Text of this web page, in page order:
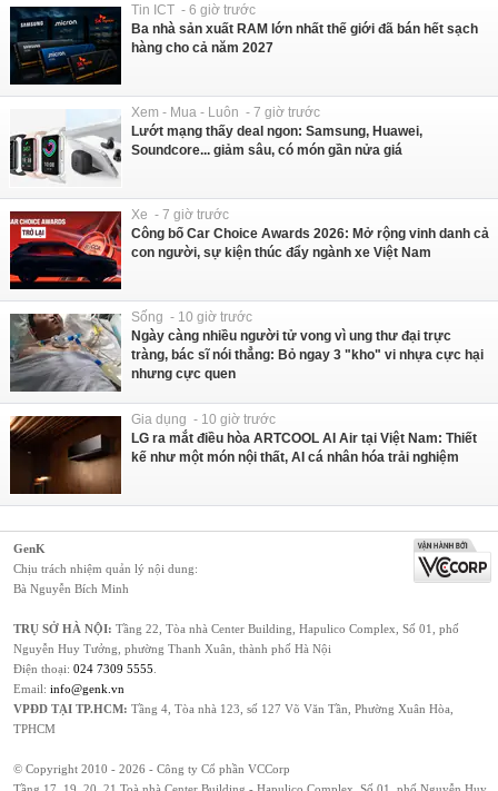
Tin ICT - 6 giờ trước
Ba nhà sản xuất RAM lớn nhất thế giới đã bán hết sạch
hàng cho cả năm 2027
Xem - Mua - Luôn - 7 giờ trước
Lướt mạng thấy deal ngon: Samsung, Huawei,
Soundcore... giảm sâu, có món gần nửa giá
Xe - 7 giờ trước
Công bố Car Choice Awards 2026: Mở rộng vinh danh cả
con người, sự kiện thúc đẩy ngành xe Việt Nam
Sống - 10 giờ trước
Ngày càng nhiều người tử vong vì ung thư đại trực
tràng, bác sĩ nói thẳng: Bỏ ngay 3 "kho" vi nhựa cực hại
nhưng cực quen
Gia dụng - 10 giờ trước
LG ra mắt điều hòa ARTCOOL AI Air tại Việt Nam: Thiết
kế như một món nội thất, AI cá nhân hóa trải nghiệm
GenK
Chịu trách nhiệm quản lý nội dung:
Bà Nguyễn Bích Minh
TRỤ SỞ HÀ NỘI: Tầng 22, Tòa nhà Center Building, Hapulico Complex, Số 01, phố
Nguyễn Huy Tưởng, phường Thanh Xuân, thành phố Hà Nội
Điện thoại: 024 7309 5555
Email: info@genk.vn
VPĐD TẠI TP.HCM: Tầng 4, Tòa nhà 123, số 127 Võ Văn Tần, Phường Xuân Hòa,
TPHCM
© Copyright 2010 - 2026 - Công ty Cổ phần VCCorp